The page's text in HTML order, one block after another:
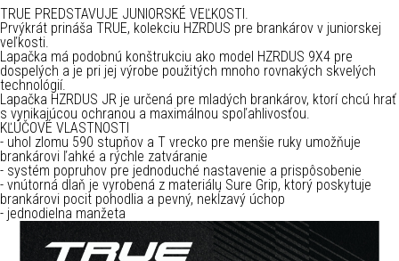
TRUE PREDSTAVUJE JUNIORSKÉ VEĽKOSTI.
Prvýkrát prináša TRUE, kolekciu HZRDUS pre brankárov v juniorskej
veľkosti.
Lapačka má podobnú konštrukciu ako model HZRDUS 9X4 pre
dospelých a je pri jej výrobe použitých mnoho rovnakých skvelých
technológií.
Lapačka HZRDUS JR je určená pre mladých brankárov, ktorí chcú hrať
s vynikajúcou ochranou a maximálnou spoľahlivosťou.
KĽÚČOVÉ VLASTNOSTI
- uhol zlomu 590 stupňov a T vrecko pre menšie ruky umožňuje
brankárovi ľahké a rýchle zatváranie
- systém popruhov pre jednoduché nastavenie a prispôsobenie
- vnútorná dlaň je vyrobená z materiálu Sure Grip, ktorý poskytuje
brankárovi pocit pohodlia a pevný, nekĺzavý úchop
- jednodielna manžeta